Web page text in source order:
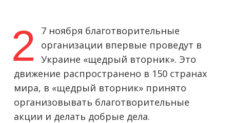
2
7 ноября благотворительные
организации впервые проведут в
Украине «щедрый вторник». Это
движение распространено в 150 странах
мира, в «щедрый вторник» принято
организовывать благотворительные
акции и делать добрые дела.